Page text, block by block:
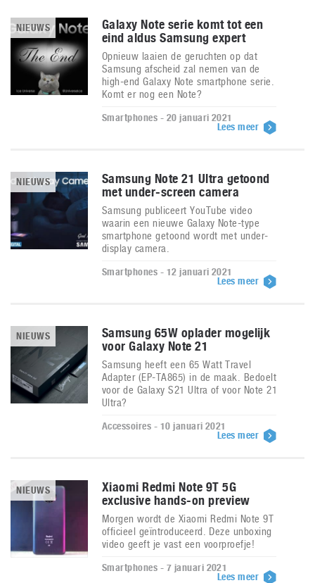
NIEUWS
Galaxy Note serie komt tot een
eind aldus Samsung expert
Opnieuw laaien de geruchten op dat
Samsung afscheid zal nemen van de
high-end Galaxy Note smartphone serie.
Komt er nog een Note?
Smartphones - 20 januari 2021
Lees meer
NIEUWS
Samsung Note 21 Ultra getoond
met under-screen camera
Samsung publiceert YouTube video
waarin een nieuwe Galaxy Note-type
smartphone getoond wordt met under-
display camera.
Smartphones - 12 januari 2021
Lees meer
NIEUWS
Samsung 65W oplader mogelijk
voor Galaxy Note 21
Samsung heeft een 65 Watt Travel
Adapter (EP-TA865) in de maak. Bedoelt
voor de Galaxy S21 Ultra of voor Note 21
Ultra?
Accessoires - 10 januari 2021
Lees meer
NIEUWS
Xiaomi Redmi Note 9T 5G
exclusive hands-on preview
Morgen wordt de Xiaomi Redmi Note 9T
officieel geïntroduceerd. Deze unboxing
video geeft je vast een voorproefje!
Smartphones - 7 januari 2021
Lees meer